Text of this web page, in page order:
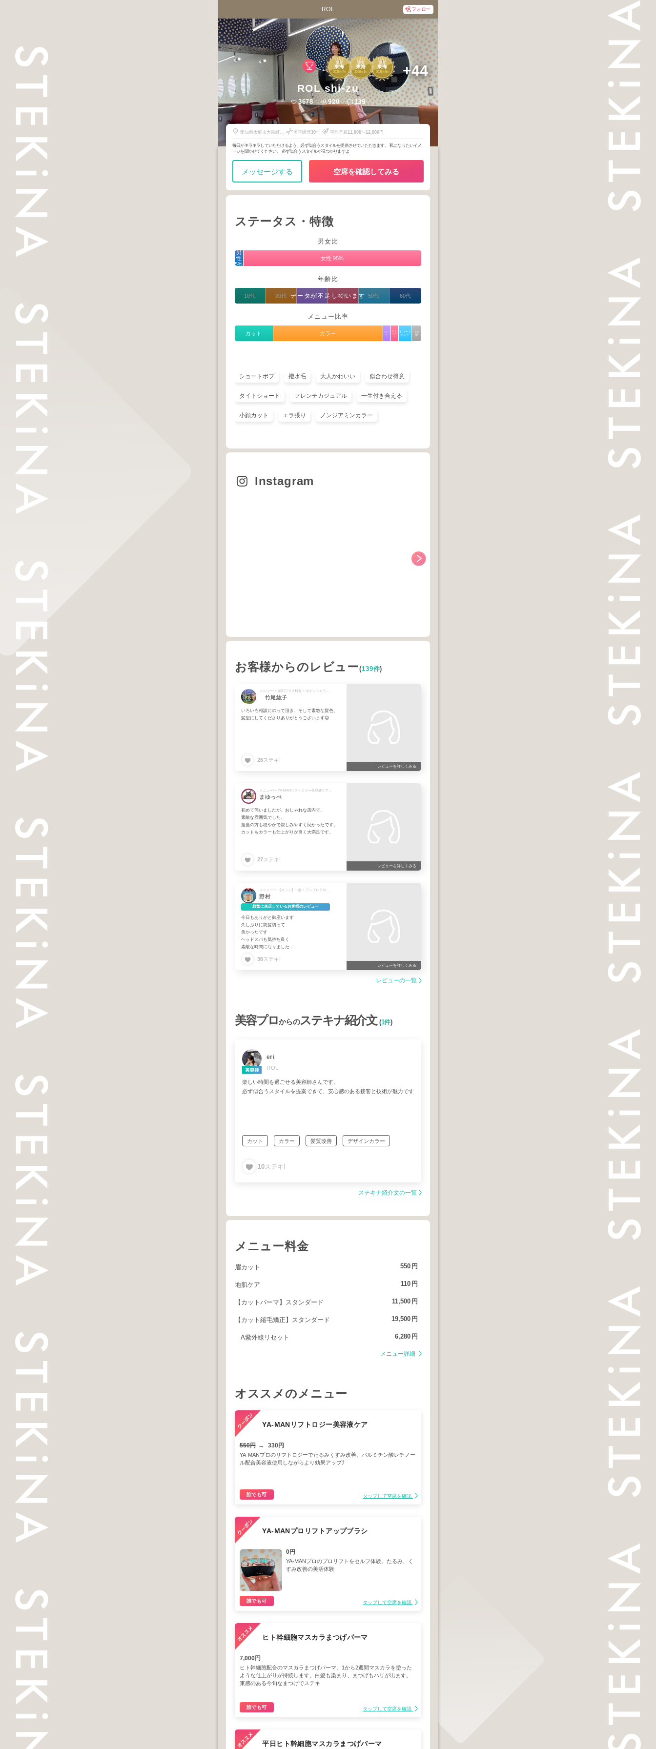
ROL フォロー
1
東海
2026年 7月
1
東海
2026年 6月
1
東海
2026年 5月 +44
ROL shi-zu
3678 920 139
愛知県大府市大東町1
美容師歴30年 平均予算11,000〜12,000円
毎日がキラキラしていただけるよう、必ず似合うスタイルを提供させていただきます。 私になりたいイメ
ージを聞かせてください。 必ず似合うスタイルが見つかりますよ
メッセージする 空席を確認してみる
ステータス・特徴
男女比
男
性
5%
女性 95%
年齢比
データが不足しています
10代 20代 30代 40代 50代 60代
メニュー比率
カット カラー
パー
マ
スト
レー
ト
トリート
メント
その
他
ショートボブ 撥水毛 大人かわいい 似合わせ得意
タイトショート フレンチカジュアル 一生付き合える
小顔カット エラ張り ノンジアミンカラー
Instagram
お客様からのレビュー(139件)
竹尾紘子
いろいろ相談にのって頂き、そして素敵な髪色、
髪型にしてくださりありがとうございます😊
26ステキ!
レビューを詳しくみる
まゆっぺ
初めて伺いましたが、おしゃれな店内で、
素敵な雰囲気でした。
担当の方も穏やかで親しみやすく良かったです。
カットもカラーも仕上がりが良く大満足です。
27ステキ!
レビューを詳しくみる
野村
頻繁に来店しているお客様のレビュー
今日もありがと御座います
久しぶりに前髪切って
良かったです
ヘッドスパも気持ち良く
素敵な時間になりました
36ステキ!
レビューを詳しくみる
レビューの一覧
美容プロからのステキナ紹介文(1件)
eri
ROL
楽しい時間を過ごせる美容師さんです。
必ず似合うスタイルを提案できて、安心感のある接客と技術が魅力です
カット カラー 髪質改善 デザインカラー
一生付き合える
10ステキ!
ステキナ紹介文の一覧
メニュー料金
眉カット 550 円
地肌ケア 110 円
【カットパーマ】スタンダード 11,500 円
【カット縮毛矯正】スタンダード 19,500 円
A紫外線リセット 6,280 円
メニュー詳細
オススメのメニュー
YA-MANリフトロジー美容液ケア
550円 → 330円
YA-MANプロのリフトロジーでたるみくすみ改善。パルミチン酸レチノー
ル配合美容液使用しながらより効果アップ⤴️
誰でも可 タップして空席を確認
YA-MANプロリフトアップブラシ
0円
YA-MANプロのプロリフトをセルフ体験。たるみ、く
すみ改善の美活体験
誰でも可 タップして空席を確認
ヒト幹細胞マスカラまつげパーマ
7,000円
ヒト幹細胞配合のマスカラまつげパーマ。1から2週間マスカラを塗った
ような仕上がりが持続します。白髪も染まり、まつげもハリが出ます。
束感のある今旬なまつげでステキ
誰でも可 タップして空席を確認
平日ヒト幹細胞マスカラまつげパーマ